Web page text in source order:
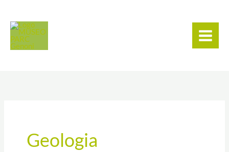
contenuto
Geologia